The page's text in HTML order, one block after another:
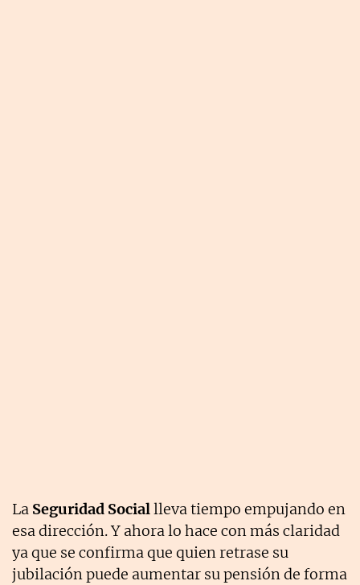
La Seguridad Sociallleva tiempo empujando en
esa dirección. Y ahora lo hace con más claridad
ya que se confirma que quien retrase su
jubilación puede aumentar su pensión de forma